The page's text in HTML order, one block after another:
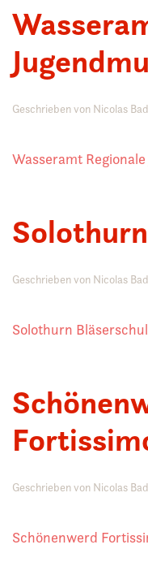
Geschrieben von Nicolas
Wasseramt
Geschrieben von Nicolas
Solothurn
Geschrieben von Nicolas
Schönenwerd